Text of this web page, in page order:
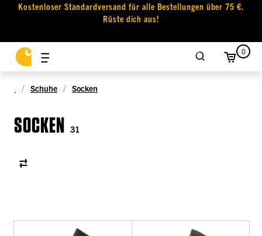
Kostenloser Standardversand für alle Bestellungen über 75 €.
Rüste dich aus!
0
Schuhe Socken
SOCKEN 31